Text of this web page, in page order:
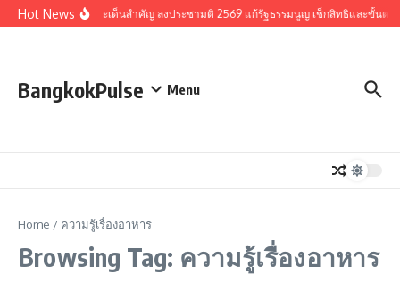
Skip to content
Hot Newsรวมประเด็นสำคัญ ลงประชามติ 2569 แก้รัฐธรรมนูญ เช็กสิทธิและขั้นตอ
BangkokPulse Menu
Home / ความรู้เรื่องอาหาร
Browsing Tag: ความรู้เรื่องอาหาร